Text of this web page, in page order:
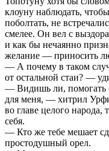
клоуну наблюдать,
поболтать, не
смелее. Он вел с
и как бы нечаянно
желание — приносить
— А почему в таком
от остальной стаи? —
— Видишь ли, помогать
для меня, — хитрил
во главе целого народа,
себя.
— Кто же тебе мешает
простодушный орел.